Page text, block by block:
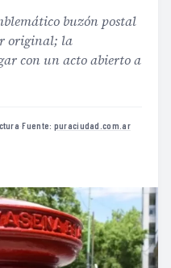
buzón postal
original; la
con un acto abierto a
·Fuente: puraciudad.com.ar